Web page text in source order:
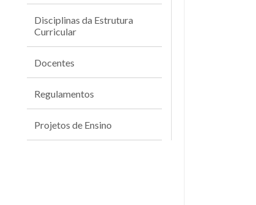
Disciplinas da Estrutura
Curricular
Docentes
Regulamentos
Projetos de Ensino